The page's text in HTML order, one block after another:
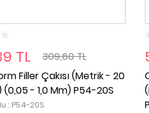
TL
309,60 TL
Filler Çakısı (Metrik - 20
(0,05 - 1,0 Mm) P54-20S
: P54-20S